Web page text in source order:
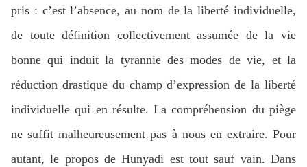
pris : c’est l’absence, au nom de la liberté individuelle,
de toute définition collectivement assumée de la vie
bonne qui induit la tyrannie des modes de vie, et la
réduction drastique du champ d’expression de la liberté
individuelle qui en résulte. La compréhension du piège
ne suffit malheureusement pas à nous en extraire. Pour
autant, le propos de Hunyadi est tout sauf vain. Dans